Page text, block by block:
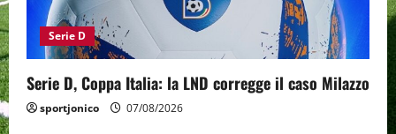
Serie D
Serie D, Coppa Italia: la LND corregge il caso Milazzo
sportjonico 07/08/2026